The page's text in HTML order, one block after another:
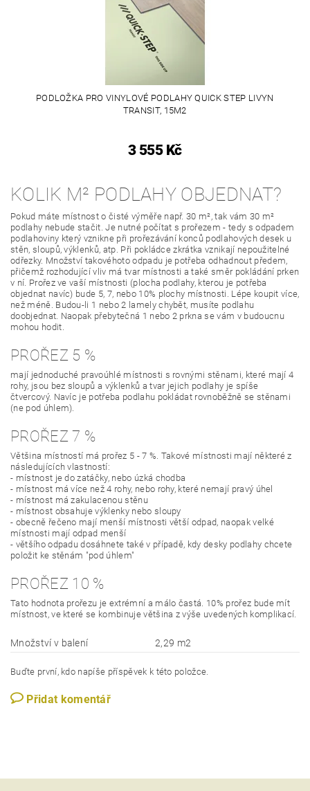
PODLOŽKA PRO VINYLOVÉ PODLAHY QUICK STEP LIVYN
TRANSIT, 15M2
3 555 Kč
KOLIK M² PODLAHY OBJEDNAT?
Pokud máte místnost o čisté výměře např. 30 m², tak vám 30 m²
podlahy nebude stačit. Je nutné počítat s prořezem - tedy s odpadem
podlahoviny který vznikne při prořezávání konců podlahových desek u
stěn, sloupů, výklenků, atp. Při pokládce zkrátka vznikají nepoužitelné
odřezky. Množství takovéhoto odpadu je potřeba odhadnout předem,
přičemž rozhodující vliv má tvar místnosti a také směr pokládání prken
v ní. Prořez ve vaší místnosti (plocha podlahy, kterou je potřeba
objednat navíc) bude 5, 7, nebo 10% plochy místnosti. Lépe koupit více,
než méně. Budou-li 1 nebo 2 lamely chybět, musíte podlahu
doobjednat. Naopak přebytečná 1 nebo 2 prkna se vám v budoucnu
mohou hodit.
PROŘEZ 5 %
mají jednoduché pravoúhlé místnosti s rovnými stěnami, které mají 4
rohy, jsou bez sloupů a výklenků a tvar jejich podlahy je spíše
čtvercový. Navíc je potřeba podlahu pokládat rovnoběžně se stěnami
(ne pod úhlem).
PROŘEZ 7 %
Většina místností má prořez 5 - 7 %. Takové místnosti mají některé z
následujících vlastností:
- místnost je do zatáčky, nebo úzká chodba
- místnost má více než 4 rohy, nebo rohy, které nemají pravý úhel
- místnost má zakulacenou stěnu
- místnost obsahuje výklenky nebo sloupy
- obecně řečeno mají menší místnosti větší odpad, naopak velké
místnosti mají odpad menší
- většího odpadu dosáhnete také v případě, kdy desky podlahy chcete
položit ke stěnám "pod úhlem"
PROŘEZ 10 %
Tato hodnota prořezu je extrémní a málo častá. 10% prořez bude mít
místnost, ve které se kombinuje většina z výše uvedených komplikací.
Množství v balení 2,29 m2
Buďte první, kdo napíše příspěvek k této položce.
Přidat komentář